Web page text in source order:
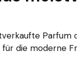
die moderne